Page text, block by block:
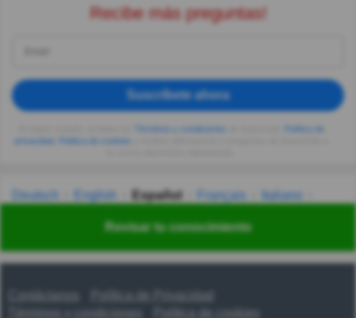
Revisar tu conocimiento
Recibe más preguntas!
Suscríbete ahora
privacidad
Deutsch English Español Français
Italiano
Українська हिन्दी 한국어 汉语
Contáctanos
Política de Privacidad
Términos y condiciones